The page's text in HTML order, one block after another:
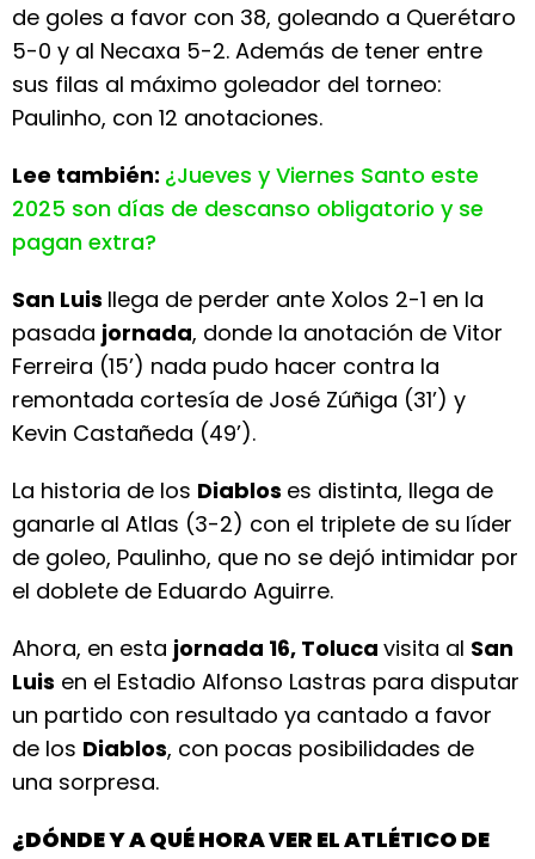
de goles a favor con 38, goleando a Querétaro
5-0 y al Necaxa 5-2. Además de tener entre
sus filas al máximo goleador del torneo:
Paulinho, con 12 anotaciones.
Lee también: ¿Jueves y Viernes Santo este
2025 son días de descanso obligatorio y se
pagan extra?
San Luis llega de perder ante Xolos 2-1 en la
pasada jornada, donde la anotación de Vitor
Ferreira (15’) nada pudo hacer contra la
remontada cortesía de José Zúñiga (31’) y
Kevin Castañeda (49’).
La historia de los Diablos es distinta, llega de
ganarle al Atlas (3-2) con el triplete de su líder
de goleo, Paulinho, que no se dejó intimidar por
el doblete de Eduardo Aguirre.
Ahora, en esta jornada 16, Toluca visita al San
Luis en el Estadio Alfonso Lastras para disputar
un partido con resultado ya cantado a favor
de los Diablos, con pocas posibilidades de
una sorpresa.
¿DÓNDE Y A QUÉ HORA VER EL ATLÉTICO DE